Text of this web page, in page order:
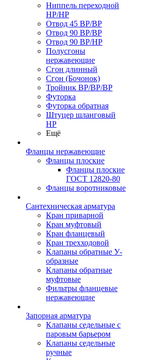
Ниппель переходной
НР/НР
Отвод 45 ВР/ВР
Отвод 90 ВР/ВР
Отвод 90 ВР/НР
Полусгоны
нержавеющие
Сгон длинный
Сгон (Бочонок)
Тройник ВР/ВР/ВР
Футорка
Футорка обратная
Штуцер шланговый
НР
Ещё
Фланцы нержавеющие
Фланцы плоские
Фланцы плоские
ГОСТ 12820-80
Фланцы воротниковые
Сантехническая арматура
Кран приварной
Кран муфтовый
Кран фланцевый
Кран трехходовой
Клапаны обратные У-
образные
Клапаны обратные
муфтовые
Фильтры фланцевые
нержавеющие
Запорная арматура
Клапаны седельные с
паровым барьером
Клапаны седельные
ручные